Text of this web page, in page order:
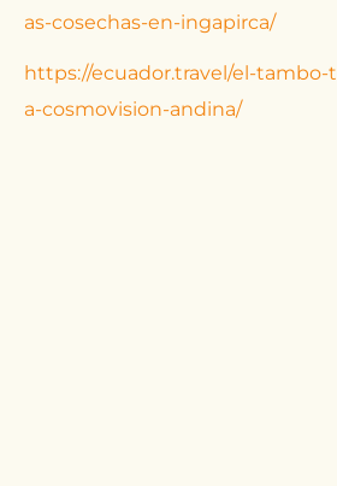
as-cosechas-en-ingapirca/
https://ecuador.travel/el-
a-cosmovision-andina/